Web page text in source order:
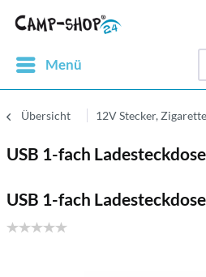
Menü
Übersicht 12V Stecker,
USB 1-fach
USB 1-fach